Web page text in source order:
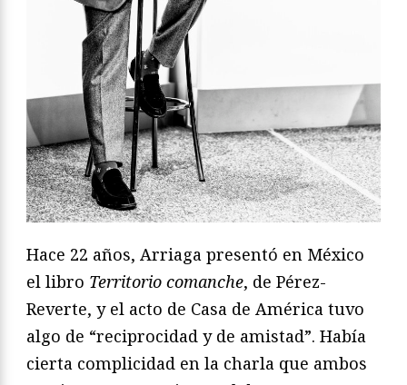
Hace 22 años, Arriaga presentó en México
el libro Territorio comanche, de Pérez-
Reverte, y el acto de Casa de América tuvo
algo de “reciprocidad y de amistad”. Había
cierta complicidad en la charla que ambos